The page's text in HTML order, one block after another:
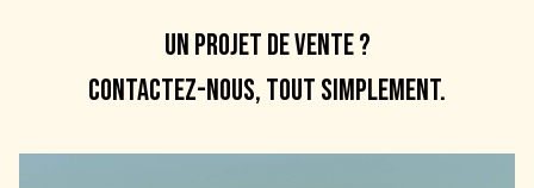
un projet de vente ?
contactez-nous, tout simplement.